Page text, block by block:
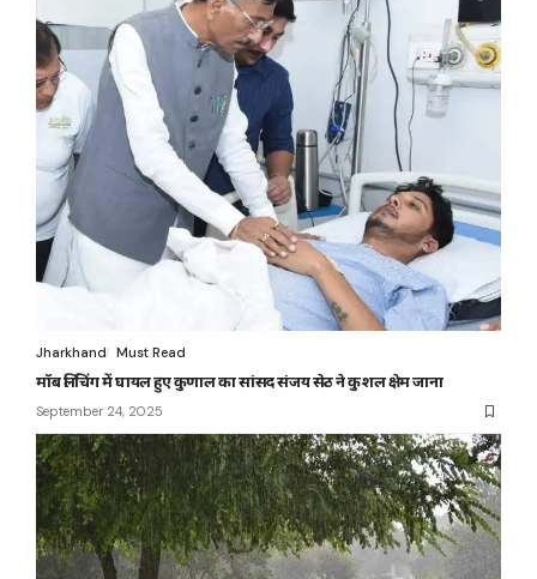
Jharkhand Must Read
मॉब लिंचिंग में घायल हुए कुणाल का सांसद संजय सेठ ने कुशल क्षेम जाना
September 24, 2025